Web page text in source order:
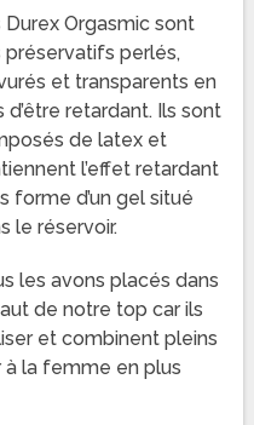
Durex Orgasmic sont
préservatifs perlés,
et transparents en
d’être retardant. Ils sont
de latex et
l’effet retardant
forme d’un gel situé
le réservoir.
les avons placés dans
de notre top car ils
et combinent pleins
à la femme en plus